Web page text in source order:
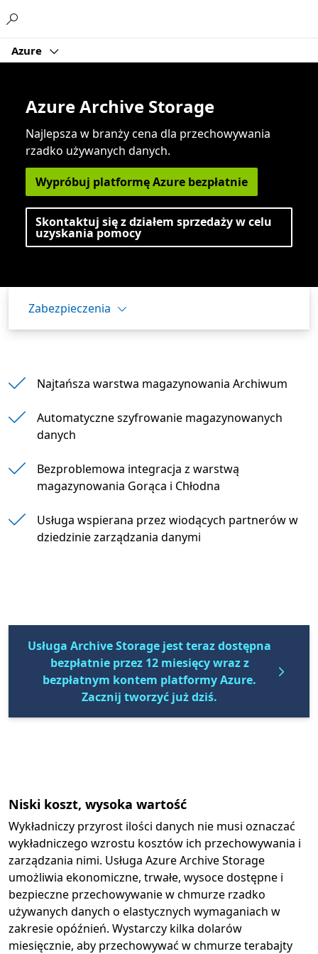
Azure
Azure Archive Storage
Najlepsza w branży cena dla przechowywania
rzadko używanych danych.
Wypróbuj platformę Azure bezpłatnie
Skontaktuj się z działem sprzedaży w celu
uzyskania pomocy
Zabezpieczenia
Najtańsza warstwa magazynowania Archiwum
Automatyczne szyfrowanie magazynowanych
danych
Bezproblemowa integracja z warstwą
magazynowania Gorąca i Chłodna
Usługa wspierana przez wiodących partnerów w
dziedzinie zarządzania danymi
Usługa Archive Storage jest teraz dostępna
bezpłatnie przez 12 miesięcy wraz z
bezpłatnym kontem platformy Azure.
Zacznij tworzyć już dziś.
Niski koszt, wysoka wartość
Wykładniczy przyrost ilości danych nie musi oznaczać
wykładniczego wzrostu kosztów ich przechowywania i
zarządzania nimi. Usługa Azure Archive Storage
umożliwia ekonomiczne, trwałe, wysoce dostępne i
bezpieczne przechowywanie w chmurze rzadko
używanych danych o elastycznych wymaganiach w
zakresie opóźnień. Wystarczy kilka dolarów
miesięcznie, aby przechowywać w chmurze terabajty